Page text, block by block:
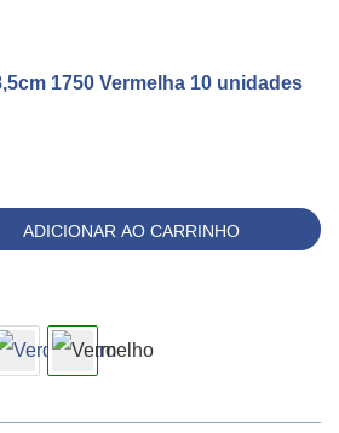
1750 Vermelha 10 unidades
ADICIONAR AO CARRINHO